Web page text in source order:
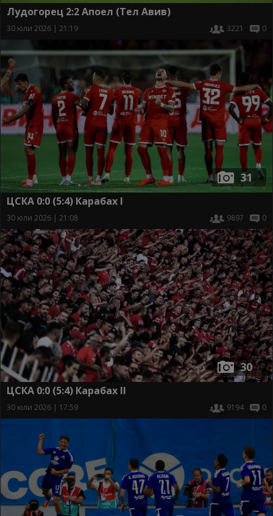
Лудогорец 2:2 Апоел (Тел Авив)
30 юли 2026 | 21:19 3221 0
31
ЦСКА 0:0 (5:4) Карабах I
30 юли 2026 | 21:08 9897 0
30
ЦСКА 0:0 (5:4) Карабах II
30 юли 2026 | 17:59 9194 0